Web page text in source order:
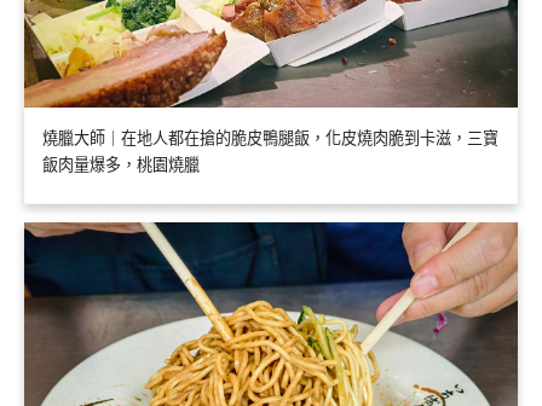
燒臘大師｜在地人都在搶的脆皮鴨腿飯，化皮燒肉脆到卡滋，三寶
飯肉量爆多，桃園燒臘